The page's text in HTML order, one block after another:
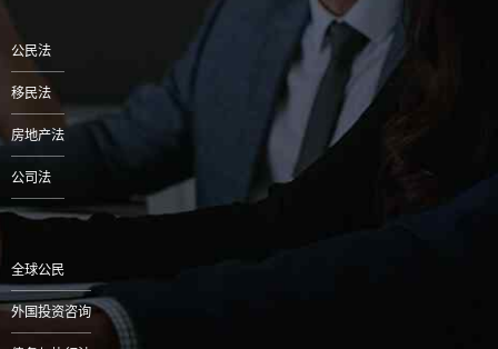
公民法
移民法
房地产法
公司法
全球公民
外国投资咨询